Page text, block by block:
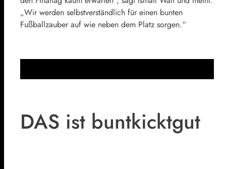
„Wir werden selbstverständlich für einen bunten
Fußballzauber auf wie neben dem Platz sorgen.“
DAS ist buntkicktgut